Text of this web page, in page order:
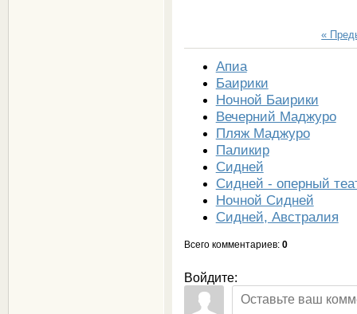
«
Апиа
Баирики
Ночной Баирики
Вечерний Маджуро
Пляж Маджуро
Паликир
Сидней
Сидней - оперный
Ночной Сидней
Сидней, Австралия
Всего комментариев: 0
Войдите: